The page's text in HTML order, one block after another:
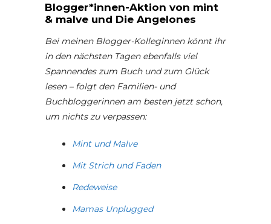
Blogger*innen-Aktion von mint
& malve und Die Angelones
Bei meinen Blogger-Kolleginnen könnt ihr
in den nächsten Tagen ebenfalls viel
Spannendes zum Buch und zum Glück
lesen – folgt den Familien- und
Buchbloggerinnen am besten jetzt schon,
um nichts zu verpassen:
Mint und Malve
Mit Strich und Faden
Redeweise
Mamas Unplugged